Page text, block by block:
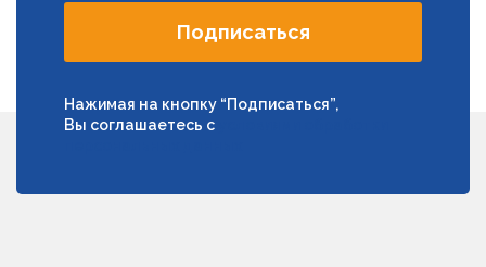
Подписаться
Нажимая на кнопку “Подписаться”,
Вы соглашаетесь с